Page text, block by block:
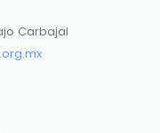
Carbajal